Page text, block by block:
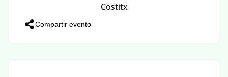
Costitx
Compartir evento